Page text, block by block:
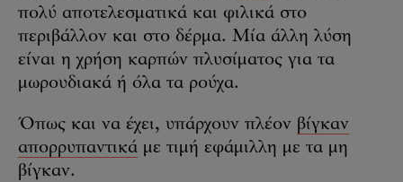
πολύ αποτελεσματικά και φιλικά στο
περιβάλλον και στο δέρμα. Μία άλλη λύση
είναι η χρήση καρπών πλυσίματος για τα
μωρουδιακά ή όλα τα ρούχα.
Όπως και να έχει, υπάρχουν πλέον βίγκαν
απορρυπαντικά με τιμή εφάμιλλη με τα μη
βίγκαν.